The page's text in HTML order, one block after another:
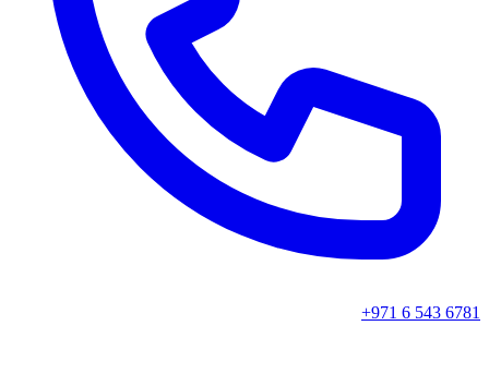
+971 6 543 6781